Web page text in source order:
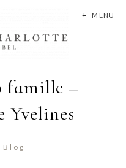
MENU
+
famille –
Yvelines
Blog